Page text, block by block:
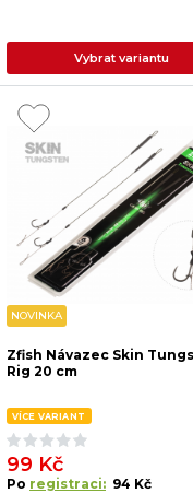
Vybrat variantu
NOVINKA
Zfish Návazec Skin
Rig 20 cm
VÍCE VARIANT
99 Kč
Po registraci: 94 Kč